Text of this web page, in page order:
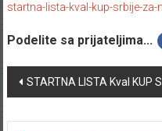
startna-lista-kval-kup-srbije-
Podelite sa prijateljima...
Post navigation
STARTNA LISTA Kval KUP